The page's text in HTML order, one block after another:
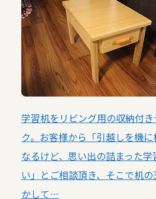
学習机をリビング用の収納付
ク。お客様から「引越しを機
なるけど、思い出の詰まった
い」とご相談頂き、そこで机
かして…